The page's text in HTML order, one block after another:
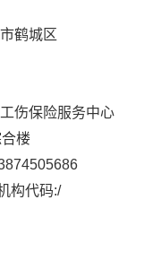
鹤城区
伤保险服务中心
楼
构代码:/